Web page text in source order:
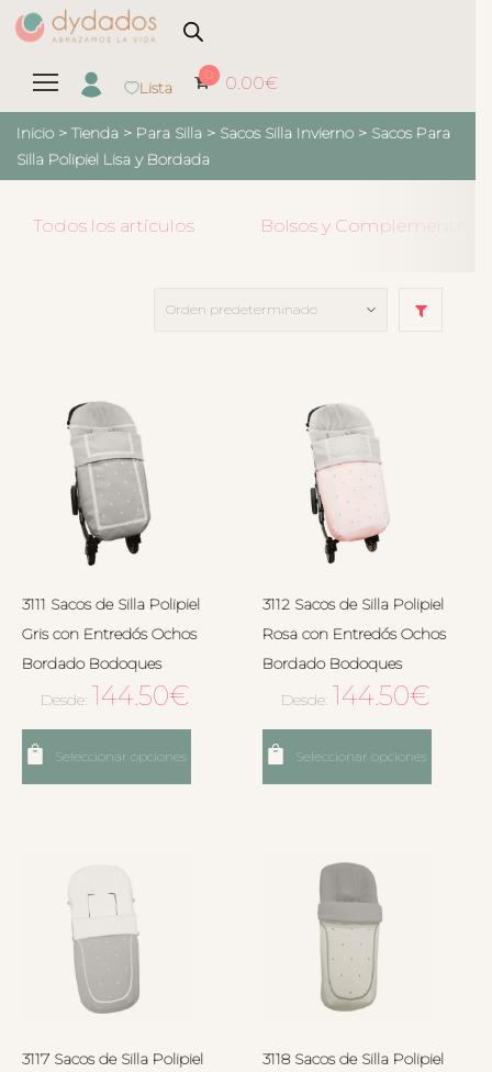
Lista
0 0.00€
Inicio > Tienda > Para Silla > Sacos Silla Invierno > Sacos Para
Silla Polipiel Lisa y Bordada
Todos los artículos Bolsos y Complementos
3111 Sacos de Silla Polipiel
Gris con Entredós Ochos
Bordado Bodoques
Desde: 144.50€
Seleccionar opciones
3112 Sacos de Silla Polipiel
Rosa con Entredós Ochos
Bordado Bodoques
Desde: 144.50€
Seleccionar opciones
3117 Sacos de Silla Polipiel
3118 Sacos de Silla Polipiel